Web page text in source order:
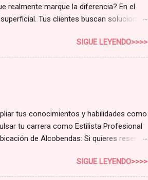
realmente marque la diferencia? En el
Tus clientes buscan soluciones
aumentando la rentabilidad de tu
curso? Este no es solo un curso; es
cabina a un nuevo nivel. Cubriremos todo
Diagnóstico Avanzado Aprende a
de las glándulas sebáceas Alteraciones
SIGUE LEYENDO>>>>
tus conocimientos y habilidades como
tu carrera como Estilista Profesional
de Alcobendas: Si quieres reservar
SIGUE LEYENDO>>>>